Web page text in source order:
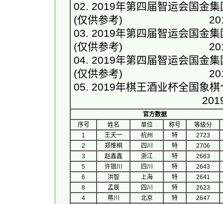
02. 2019年第四届智运会国金
(仅供参考) 2019-11-
03. 2019年第四届智运会国金
(仅供参考) 2019-11-
04. 2019年第四届智运会国金
(仅供参考) 2019-11-
05. 2019年棋王酒业杯全国象
2019-11-21 -
官方数据
序号
姓名 单位 称号
等级分
1
王天一 杭州 特
2723
2
郑惟桐 四川 特
2706
3
赵鑫鑫 浙江 特
2663
5
许银川 四川 特
2643
6
洪智 上海 特
2641
8
孟辰 四川 特
2623
4
蒋川 北京 特
2647